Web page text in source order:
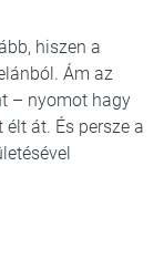
hiszen a
Ám az
– nyomot hagy
át. És persze a